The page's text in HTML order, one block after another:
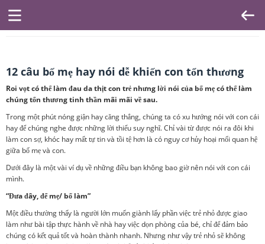
12 câu bố mẹ hay nói dễ khiến con tổn thương
Roi vọt có thể làm đau da thịt con trẻ nhưng lời nói của bố mẹ có thể làm
chúng tổn thương tinh thần mãi mãi về sau.
Trong một phút nóng giận hay căng thẳng, chúng ta có xu hướng nói với con cái
hay để chúng nghe được những lời thiếu suy nghĩ. Chỉ vài từ được nói ra đôi khi
làm con sợ, khóc hay mất tự tin và tồi tệ hơn là có nguy cơ hủy hoại mối quan hệ
giữa bố mẹ và con.
Dưới đây là một vài ví dụ về những điều bạn không bao giờ nên nói với con cái
mình.
“Đưa đây, để mẹ/ bố làm”
Một điều thường thấy là người lớn muốn giành lấy phần việc trẻ nhỏ được giao
làm như bài tập thực hành về nhà hay việc dọn phòng của bé, chỉ để đảm bảo
chúng có kết quả tốt và hoàn thành nhanh. Nhưng như vậy trẻ nhỏ sẽ không